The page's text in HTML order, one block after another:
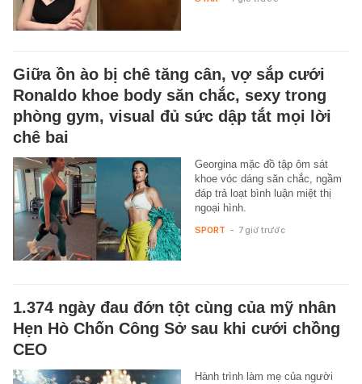
Giữa ồn ào bị chê tăng cân, vợ sắp cưới
Ronaldo khoe body săn chắc, sexy trong
phòng gym, visual đủ sức dập tắt mọi lời
chê bai
Georgina mặc đồ tập ôm sát
khoe vóc dáng săn chắc, ngầm
đáp trả loạt bình luận miệt thị
ngoại hình.
SPORT - 7 giờ trước
1.374 ngày đau đớn tột cùng của mỹ nhân
Hẹn Hò Chốn Công Sở sau khi cưới chồng
CEO
Hành trình làm mẹ của người